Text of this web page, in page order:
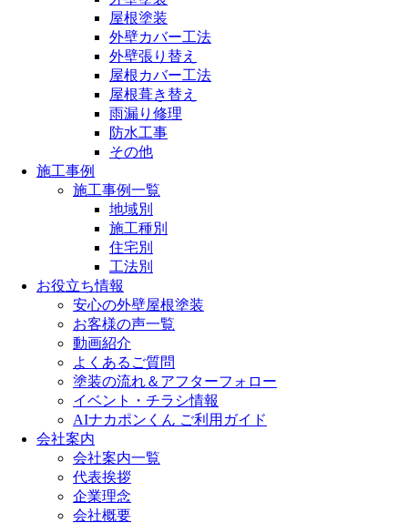
屋根塗装
外壁カバー工法
外壁張り替え
屋根カバー工法
屋根葺き替え
雨漏り修理
防水工事
その他
施工事例
施工事例一覧
地域別
施工種別
住宅別
工法別
お役立ち情報
安心の外壁屋根塗装
お客様の声一覧
動画紹介
よくあるご質問
塗装の流れ＆アフターフォロー
イベント・チラシ情報
AIナカポンくん ご利用ガイド
会社案内
会社案内一覧
代表挨拶
企業理念
会社概要